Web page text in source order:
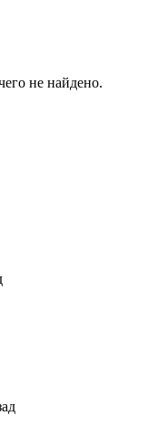
не найдено.